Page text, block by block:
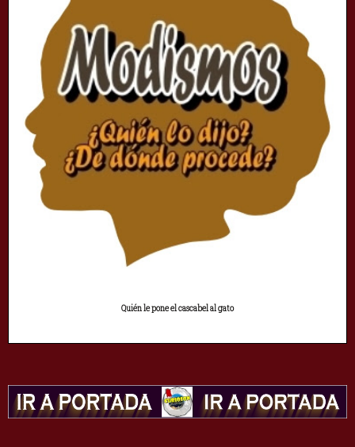
Quién le pone el cascabel al gato